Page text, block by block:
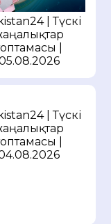
| Түскі
|
| Түскі
|